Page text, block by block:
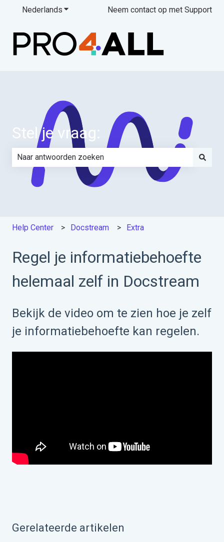
Nederlands Submenu tonen voor vertalingen
Neem contact op met Support
Stel je vraag:
Er zijn geen suggesties want het zoekveld is leeg.
Help Center Docstream Extra
Regel je informatiebehoefte
helemaal zelf in Docstream
Bekijk de video om te zien hoe je zelf
je informatiebehoefte kan regelen.
Gerelateerde artikelen